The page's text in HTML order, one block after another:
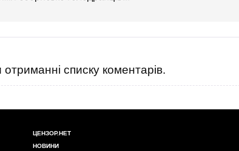
списку коментарів.
ЦЕНЗОР.НЕТ
НОВИНИ